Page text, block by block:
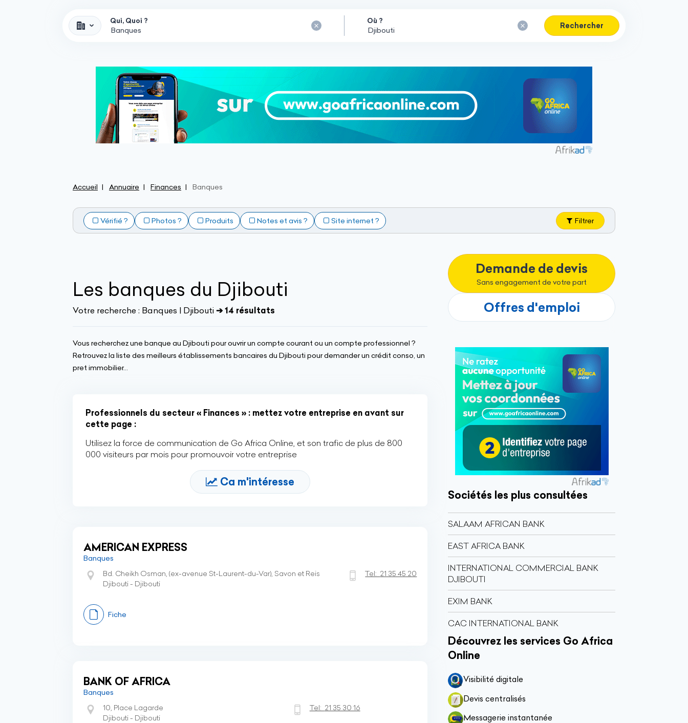
Qui, Quoi ? Où ?
Rechercher
Accueil Annuaire Finances Banques
Vérifié ? Photos ? Produits Notes et avis ? Site internet ? Filtrer
Les banques du Djibouti
Votre recherche : Banques | Djibouti ➔ 14 résultats
Vous recherchez une banque au Djibouti pour ouvrir un compte courant ou un compte professionnel ?
Retrouvez la liste des meilleurs établissements bancaires du Djibouti pour demander un crédit conso, un
pret immobilier...
Professionnels du secteur « Finances » : mettez votre entreprise en avant sur
cette page :
Utilisez la force de communication de Go Africa Online, et son trafic de plus de 800
000 visiteurs par mois pour promouvoir votre entreprise
Ca m'intéresse
AMERICAN EXPRESS
Banques
Bd. Cheikh Osman, (ex-avenue St-Laurent-du-Var), Savon et Reis
Djibouti - Djibouti
Tel: 21 35 45 20
Fiche
BANK OF AFRICA
Banques
10, Place Lagarde
Djibouti - Djibouti
Tel: 21 35 30 16
Demande de devis
Sans engagement de votre part
Offres d'emploi
Sociétés les plus consultées
SALAAM AFRICAN BANK
EAST AFRICA BANK
INTERNATIONAL COMMERCIAL BANK
DJIBOUTI
EXIM BANK
CAC INTERNATIONAL BANK
Découvrez les services Go Africa
Online
Visibilité digitale
Devis centralisés
Messagerie instantanée